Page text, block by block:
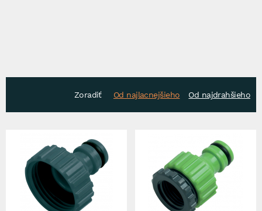
Zoradiť Od najlacnejšieho Od najdrahšieho